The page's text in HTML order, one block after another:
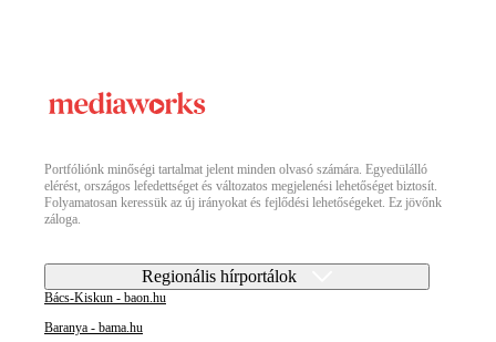
Portfóliónk minőségi tartalmat jelent minden olvasó számára. Egyedülálló
elérést, országos lefedettséget és változatos megjelenési lehetőséget biztosít.
Folyamatosan keressük az új irányokat és fejlődési lehetőségeket. Ez jövőnk
záloga.
Regionális hírportálok
Bács-Kiskun - baon.hu
Baranya - bama.hu